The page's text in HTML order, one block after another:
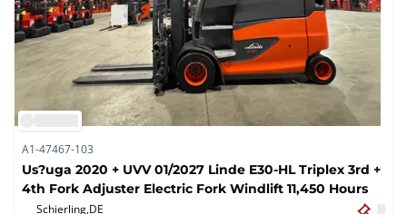
A1-47467-103
Us?uga 2020 + UVV 01/2027 Linde E30-HL Triplex 3rd +
4th Fork Adjuster Electric Fork Windlift 11,450 Hours
Schierling,DE